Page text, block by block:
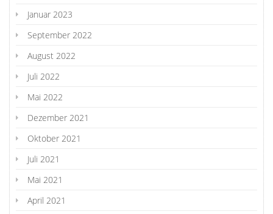
Januar 2023
September 2022
August 2022
Juli 2022
Mai 2022
Dezember 2021
Oktober 2021
Juli 2021
Mai 2021
April 2021